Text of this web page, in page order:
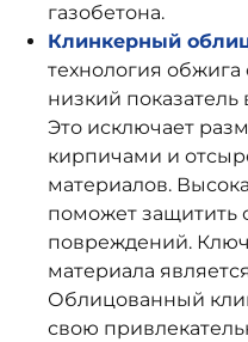
газобетона.
Клинкерный
технология
низкий
Это исключает
кирпичами и
материалов.
поможет защитить
повреждений.
материала
Облицованный
свою